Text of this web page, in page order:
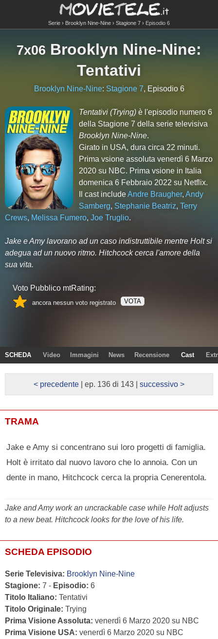
Serie Brooklyn Nine-Nine Stagione 7 Episodio 6
7x06 Brooklyn Nine-Nine:
Tentativi
Brooklyn Nine-Nine: Stagione 7, Episodio 6
Tentativi (Trying) è l'episodio numero6
della Stagione7 della serie televisiva
Brooklyn Nine-Nine.
Girato in USA, dura circa 22 minuti.
Prima vsione assoluta venerdì 6 Marzo
2020 su NBC. Prima vsione in Italia
domenica 6 Febbraio 2022 su Netflix.
Il cast includeAndre Braugher,Andy
Samberg, Stephanie Beatriz,Terry
Crews, Melissa Fumero, Joe Truglio.
Jake e Amy lavorano ad un caso indistruttibile mentre Holt si
adegua ad un nuovo ritmo. Hitchcock cerca l'amore della
sua vita.
Voto Pubblico mtRating:
ancora nessun voto registrato VOTA
SCHEDA Video Immagini News Recensione Cast
< precedente | ep. 136 di 143 | successivo >
TRAMA
Jake e Amy si concentrano sui loro progetti di famiglia.
Holt è irritato dal nuovo lavoro che lo annoia. Con un
dente in mano, Hitchcock cerca la propria Cenerentola.
Jake and Amy work an uncrackable case while Holt adjusts
to a new beat. Hitchcock looks for the love of his life.
SCHEDA EPISODIO
Serie Televisiva: Brooklyn Nine-Nine
Stagione: 7 - Episodio: 6
Titolo Italiano: Tentativi
Titolo Originale: Trying
Prima Visione Assoluta: venerdì 6 Marzo 2020 su NBC
Prima Visione USA: venerdì 6 Marzo 2020 su NBC